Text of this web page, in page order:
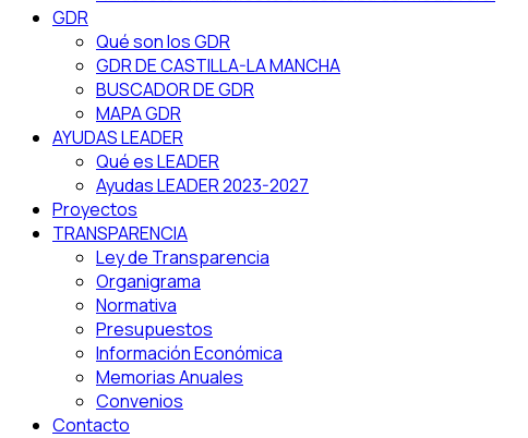
GDR
Qué son los GDR
GDR DE CASTILLA-LA MANCHA
BUSCADOR DE GDR
MAPA GDR
AYUDAS LEADER
Qué es LEADER
Ayudas LEADER 2023-2027
Proyectos
TRANSPARENCIA
Ley de Transparencia
Organigrama
Normativa
Presupuestos
Información Económica
Memorias Anuales
Convenios
Contacto